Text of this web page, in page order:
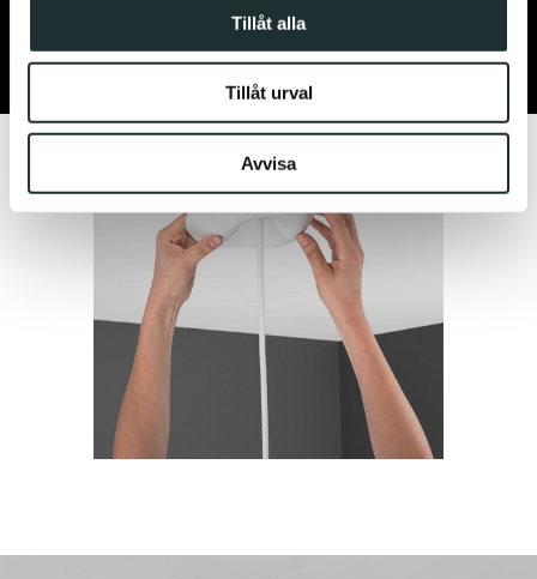
information som du har tillhandahållit eller som de har
samlat in när du har använt deras tjänster.
Tillåt alla
Tillåt urval
Avvisa